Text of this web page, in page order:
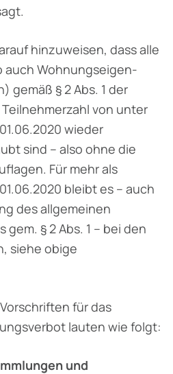
hinzuweisen, dass alle
auch Wohnungseigen­
gemäß § 2 Abs. 1 der
von unter
wieder
sind – also ohne die
Für mehr als
bleibt es – auch
des allgemeinen
§ 2 Abs. 1 – bei den
siehe obige
für das
lauten wie folgt:
und